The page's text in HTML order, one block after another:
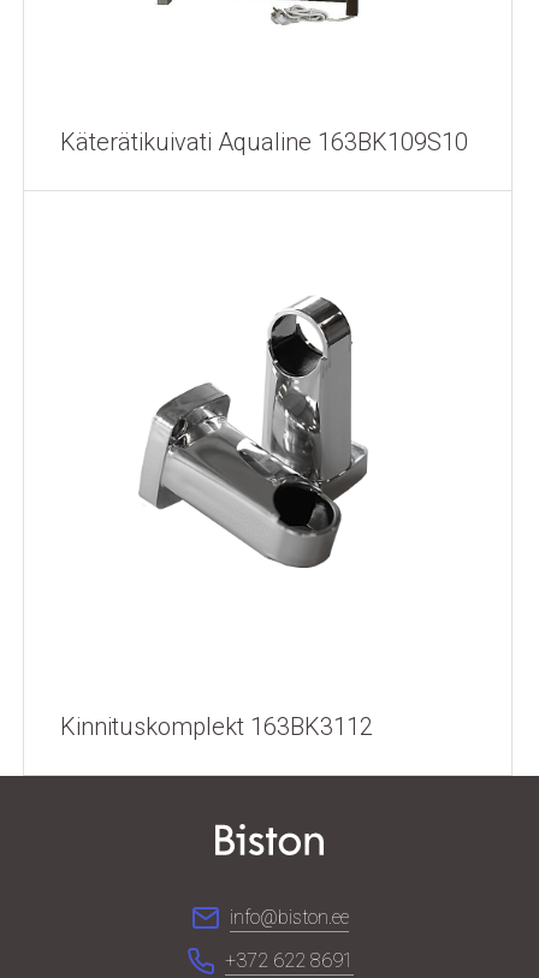
Käterätikuivati Aqualine 163BK109S10
Kinnituskomplekt 163BK3112
info@biston.ee
+372 622 8691